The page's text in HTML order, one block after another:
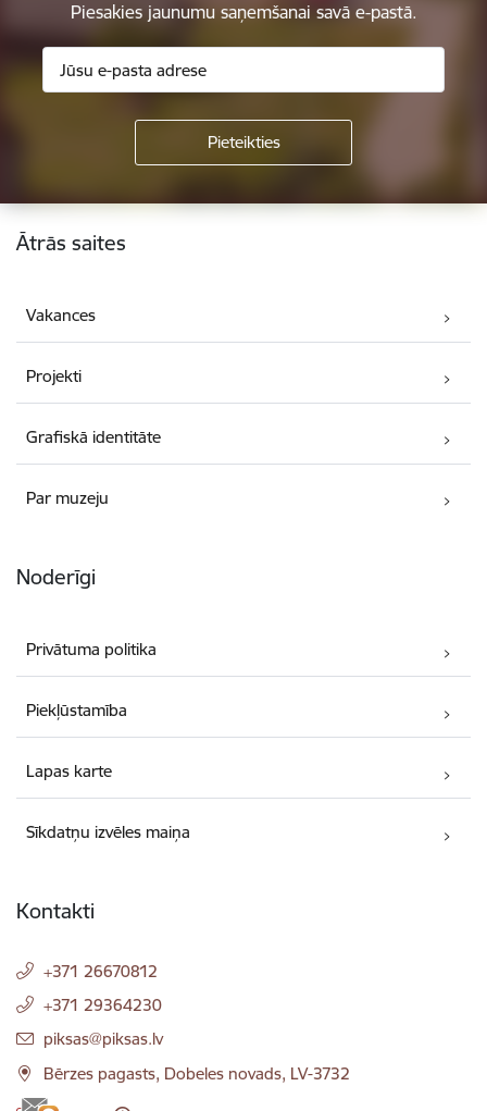
Piesakies jaunumu saņemšanai savā e-pastā.
Kājene
Ātrās saites
Vakances
Projekti
Grafiskā identitāte
Par muzeju
Noderīgi
Privātuma politika
Piekļūstamība
Lapas karte
Sīkdatņu izvēles maiņa
Kontakti
+371 26670812
+371 29364230
E-pasts:
piksas@piksas.lv
Bērzes pagasts, Dobeles novads, LV-3732